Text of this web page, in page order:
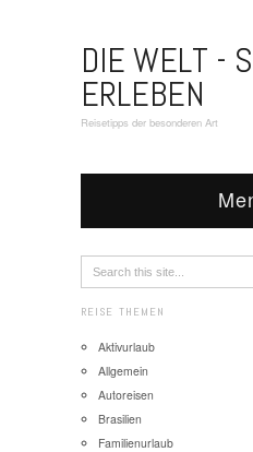
DIE WELT -
ERLEBEN
Reisetipps der besonderen Art
REISE THEMEN
Aktivurlaub
Allgemein
Autoreisen
Brasilien
Familienurlaub